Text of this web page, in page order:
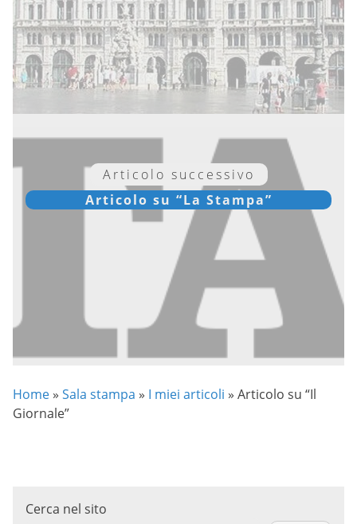
Articolo successivo
Articolo su “La Stampa”
Home » Sala stampa » I miei articoli » Articolo su “Il
Giornale”
Cerca nel sito